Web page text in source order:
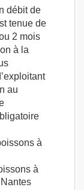
débit de
tenue de
2 mois
à la
au
à
à